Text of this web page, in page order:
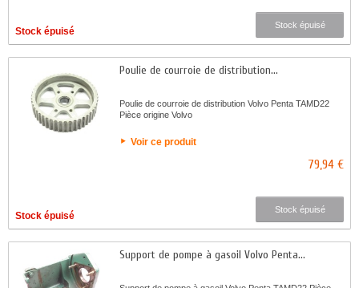
Stock épuisé
Stock épuisé
Poulie de courroie de distribution...
Poulie de courroie de distribution Volvo Penta TAMD22
Pièce origine Volvo
Voir ce produit
79,94 €
Stock épuisé
Stock épuisé
Support de pompe à gasoil Volvo Penta...